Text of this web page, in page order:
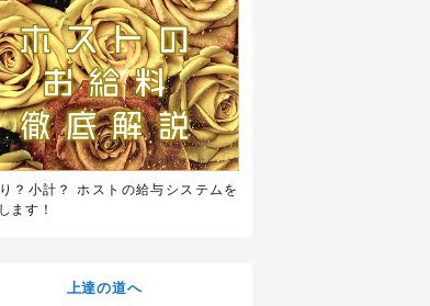
？小計？ ホストの給与システムを
ます！
上達の道へ